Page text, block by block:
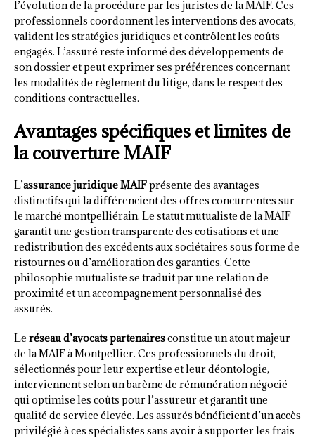
l’évolution de la procédure par les juristes de la MAIF. Ces
professionnels coordonnent les interventions des avocats,
valident les stratégies juridiques et contrôlent les coûts
engagés. L’assuré reste informé des développements de
son dossier et peut exprimer ses préférences concernant
les modalités de règlement du litige, dans le respect des
conditions contractuelles.
Avantages spécifiques et limites de
la couverture MAIF
L’assurance juridique MAIFprésente des avantages
distinctifs qui la différencient des offres concurrentes sur
le marché montpelliérain. Le statut mutualiste de la MAIF
garantit une gestion transparente des cotisations et une
redistribution des excédents aux sociétaires sous forme de
ristournes ou d’amélioration des garanties. Cette
philosophie mutualiste se traduit par une relation de
proximité et un accompagnement personnalisé des
assurés.
Le réseau d’avocats partenairesconstitue un atout majeur
de la MAIF à Montpellier. Ces professionnels du droit,
sélectionnés pour leur expertise et leur déontologie,
interviennent selon un barème de rémunération négocié
qui optimise les coûts pour l’assureur et garantit une
qualité de service élevée. Les assurés bénéficient d’un accès
privilégié à ces spécialistes sans avoir à supporter les frais